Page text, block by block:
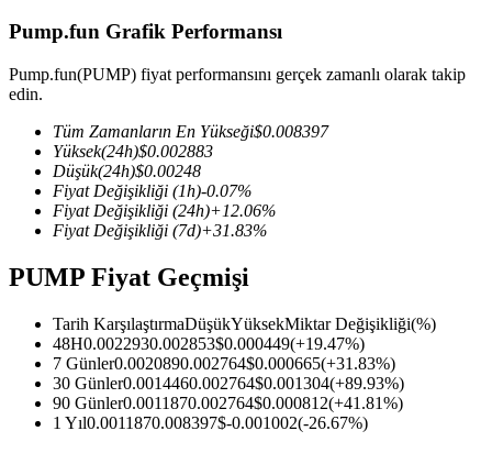
TradFi
Hisse senetleri, döviz, değerli metaller ve emtia türevleri
Pump.fun Grafik Performansı
Pump.fun(PUMP) fiyat performansını gerçek zamanlı olarak takip
edin.
Tüm Zamanların En Yükseği$0.008397
Yüksek(24h)$0.002883
Düşük(24h)$0.00248
Fiyat Değişikliği (1h)-0.07%
Fiyat Değişikliği (24h)+12.06%
Fiyat Değişikliği (7d)+31.83%
PUMP Fiyat Geçmişi
Tarih KarşılaştırmaDüşükYüksekMiktar Değişikliği(%)
48H0.0022930.002853$0.000449(+19.47%)
7 Günler0.0020890.002764$0.000665(+31.83%)
30 Günler0.0014460.002764$0.001304(+89.93%)
90 Günler0.0011870.002764$0.000812(+41.81%)
1 Yıl0.0011870.008397$-0.001002(-26.67%)